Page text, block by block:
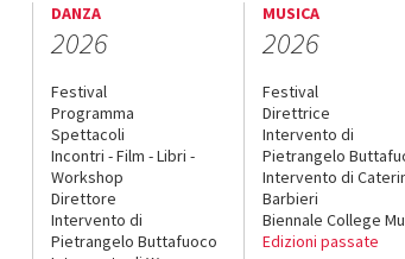
DANZA
2026
Festival
Programma
Spettacoli
Incontri - Film - Libri -
Workshop
Direttore
Intervento di
Pietrangelo Buttafuoco
MUSICA
2026
Festival
Direttrice
Intervento di
Pietrangelo
Intervento di
Barbieri
Biennale College
Edizioni passate